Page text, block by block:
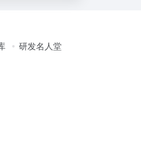
研发名人堂